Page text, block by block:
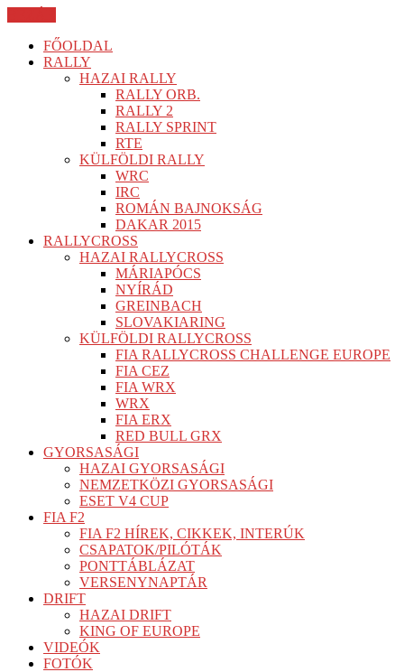
FŐOLDAL
RALLY
HAZAI RALLY
RALLY ORB.
RALLY 2
RALLY SPRINT
RTE
KÜLFÖLDI RALLY
WRC
IRC
ROMÁN BAJNOKSÁG
DAKAR 2015
RALLYCROSS
HAZAI RALLYCROSS
MÁRIAPÓCS
NYÍRÁD
GREINBACH
SLOVAKIARING
KÜLFÖLDI RALLYCROSS
FIA RALLYCROSS CHALLENGE EUROPE
FIA CEZ
FIA WRX
WRX
FIA ERX
RED BULL GRX
GYORSASÁGI
HAZAI GYORSASÁGI
NEMZETKÖZI GYORSASÁGI
ESET V4 CUP
FIA F2
FIA F2 HÍREK, CIKKEK, INTERÚK
CSAPATOK/PILÓTÁK
PONTTÁBLÁZAT
VERSENYNAPTÁR
DRIFT
HAZAI DRIFT
KING OF EUROPE
VIDEÓK
FOTÓK